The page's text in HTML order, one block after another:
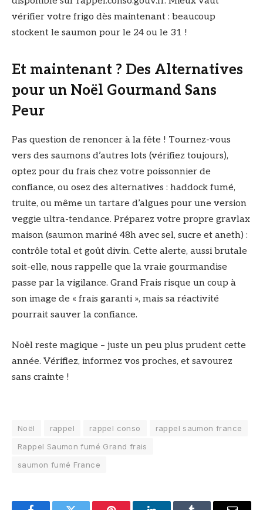
vérifier votre frigo dès maintenant : beaucoup
stockent le saumon pour le 24 ou le 31 !
Et maintenant ? Des Alternatives
pour un Noël Gourmand Sans
Peur
Pas question de renoncer à la fête ! Tournez-vous
vers des saumons d’autres lots (vérifiez toujours),
optez pour du frais chez votre poissonnier de
confiance, ou osez des alternatives : haddock fumé,
truite, ou même un tartare d’algues pour une version
veggie ultra-tendance. Préparez votre propre gravlax
maison (saumon mariné 48h avec sel, sucre et aneth) :
contrôle total et goût divin. Cette alerte, aussi brutale
soit-elle, nous rappelle que la vraie gourmandise
passe par la vigilance. Grand Frais risque un coup à
son image de « frais garanti », mais sa réactivité
pourrait sauver la confiance.
Noël reste magique – juste un peu plus prudent cette
année. Vérifiez, informez vos proches, et savourez
sans crainte !
Noël rappel rappel conso
rappel saumon france
Rappel Saumon fumé Grand frais
saumon fumé France